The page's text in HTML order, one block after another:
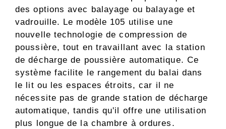
des options avec balayage ou balayage et
vadrouille. Le modèle 105 utilise une
nouvelle technologie de compression de
poussière, tout en travaillant avec la station
de décharge de poussière automatique. Ce
système facilite le rangement du balai dans
le lit ou les espaces étroits, car il ne
nécessite pas de grande station de décharge
automatique, tandis qu'il offre une utilisation
plus longue de la chambre à ordures.